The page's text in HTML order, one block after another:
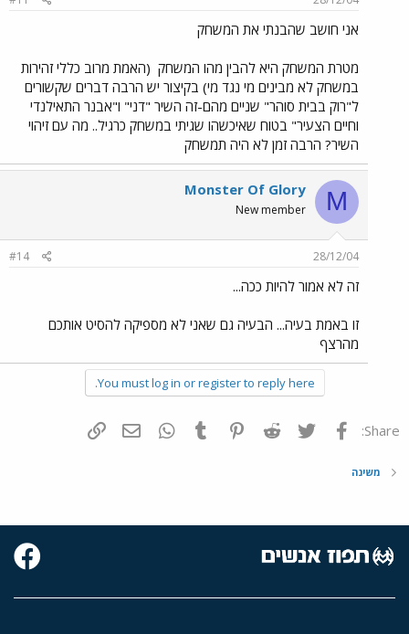
אני חושב שהבנתי את המשחק
מטרת המשחק היא להבין מהו המשחק (האמת מרוב כללי זהירות
במשחק לא מבינים מי נגד מי) בקיצור יש הרבה דברים שקשורים
ל"רוק בבית סוהר" שניים מהם-זה השיר "דני" ו"אבנר התאילנדי
וחיים הצעיר" בטוח שאיכשהו שגיתי במשחק כרגיל.. מה עם זיהוי
השיר? הרבה זמן לא היה תמשחק
M
Monster Of Glory
New member
28/12/04
#14
זה לא אמור להיות ככה...
זו באמת בעיה... הבעיה גם שאני לא מספיקה להסיט אותכם
מהרצף
You must log in or register to reply here.
Share: פייסבוק Twitter
Reddit
Pinterest
Tumblr
WhatsAppדואר אלקטרוני
משינה